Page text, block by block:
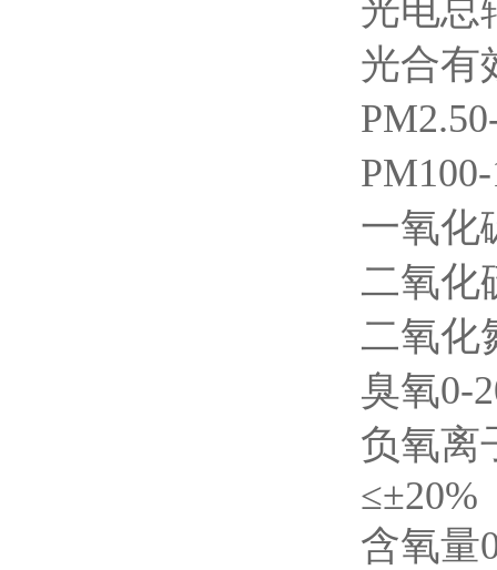
光电总
光合有
一氧化
二氧化
二氧化
臭氧0-
负氧离
≤±20%
含氧量